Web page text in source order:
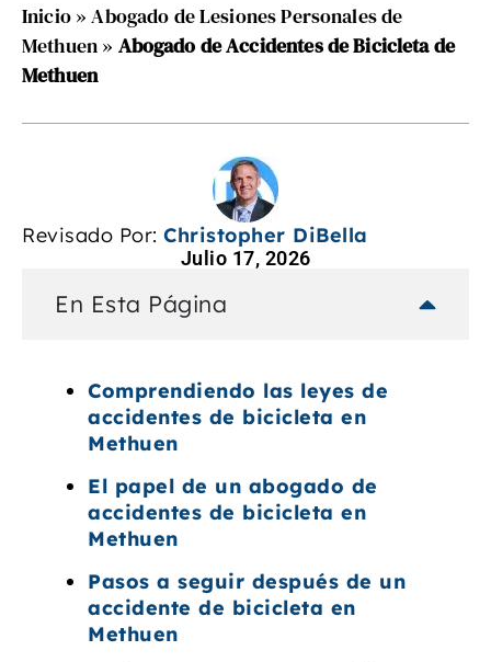
Inicio»Abogado de Lesiones Personales de
Methuen » Abogado de Accidentes de Bicicleta de
Methuen
Revisado Por: Christopher DiBella
Julio 17, 2026
En Esta Página
Comprendiendo las leyes de
accidentes de bicicleta en
Methuen
El papel de un abogado de
accidentes de bicicleta en
Methuen
Pasos a seguir después de un
accidente de bicicleta en
Methuen